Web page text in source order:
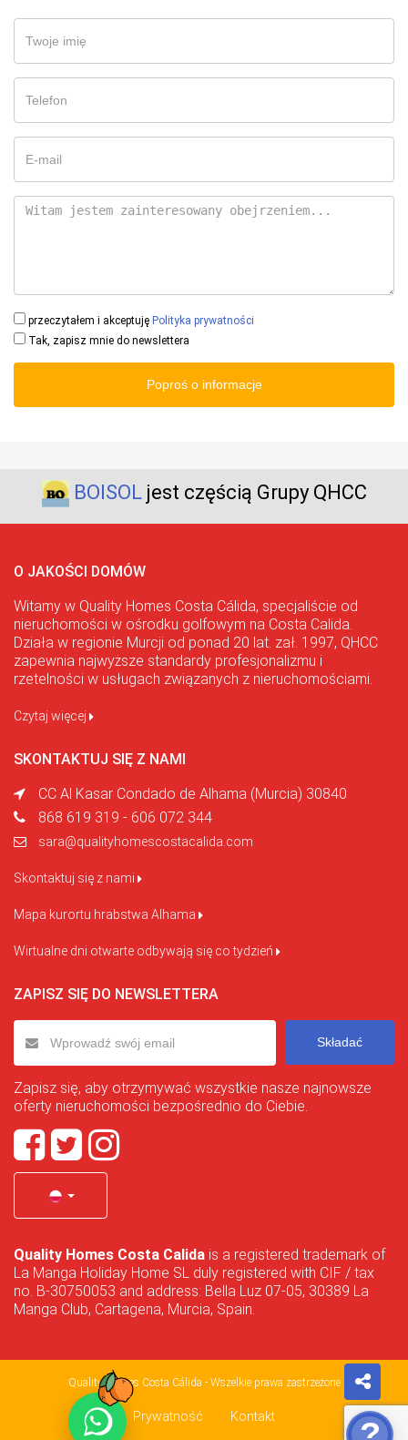
przeczytałem i akceptuję Polityka prywatności
Tak, zapisz mnie do newslettera
Poproś o informacje
BOISOLjest częścią Grupy QHCC
O JAKOŚCI DOMÓW
Witamy w Quality Homes Costa Cálida, specjaliście od
nieruchomości w ośrodku golfowym na Costa Calida.
Działa w regionie Murcji od ponad 20 lat. zał. 1997, QHCC
zapewnia najwyższe standardy profesjonalizmu i
rzetelności w usługach związanych z nieruchomościami.
Czytaj więcej
SKONTAKTUJ SIĘ Z NAMI
CC Al Kasar Condado de Alhama (Murcia) 30840
868 619 319 - 606 072 344
sara@qualityhomescostacalida.com
Skontaktuj się z nami
Mapa kurortu hrabstwa Alhama
Wirtualne dni otwarte odbywają się co tydzień
ZAPISZ SIĘ DO NEWSLETTERA
Składać
Zapisz się, aby otrzymywać wszystkie nasze najnowsze
oferty nieruchomości bezpośrednio do Ciebie.
Quality Homes Costa Calida is a registered trademark of
La Manga Holiday Home SL duly registered with CIF / tax
no. B-30750053 and address: Bella Luz 07-05, 30389 La
Manga Club, Cartagena, Murcia, Spain.
Quality Homes Costa Cálida - Wszelkie prawa zastrzeżone
Prywatność Kontakt